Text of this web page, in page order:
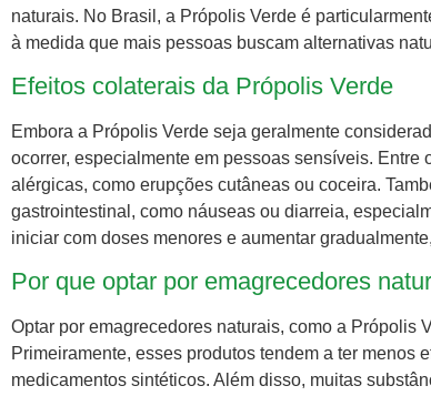
naturais. No Brasil, a Própolis Verde é
à medida que mais pessoas buscam alternativas
Efeitos colaterais da Própolis Verde
Embora a Própolis Verde seja geralmente
ocorrer, especialmente em pessoas sensíveis.
alérgicas, como erupções cutâneas ou coceira.
gastrointestinal, como náuseas ou diarreia,
iniciar com doses menores e aumentar
Por que optar por emagrecedores
Optar por emagrecedores naturais, como a Própolis
Primeiramente, esses produtos tendem a ter menos
medicamentos sintéticos. Além disso, muitas